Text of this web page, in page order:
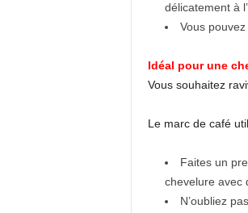
délicatement à
Vous
Idéal pour une
Vous souhaitez
Le marc de café
Faites un
chevelure avec
N’oubliez